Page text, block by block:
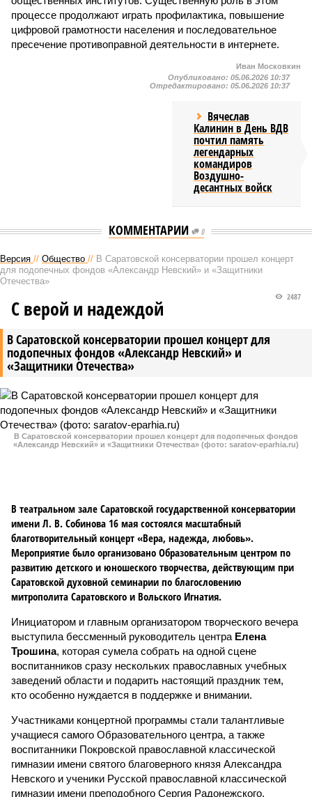
процессе продолжают играть профилактика, повышение
цифровой грамотности населения и последовательное
пресечение противоправной деятельности в интернете.
Иван Московкин
Опубликовано: 05.06.2026 10:37
Отредактировано: 05.06.2026 10:37
Вячеслав
Калинин в День ВДВ
почтил память
легендарных
командиров
Воздушно-
десантных войск
КОММЕНТАРИИ 0
Версия // Общество // В Саратовской консерватории прошел концерт
для подопечных фондов «Александр Невский» и «Защитники
Отечества»
В Саратовской консерватории прошел концерт для
подопечных фондов «Александр Невский» и
«Защитники Отечества»
2487
С верой и надеждой
В Саратовской консерватории прошел концерт для подопечных фондов
«Александр Невский» и «Защитники Отечества» (фото: saratov-eparhia.ru)
В театральном зале Саратовской государственной консерватории
имени Л. В. Собинова 16 мая состоялся масштабный
благотворительный концерт «Вера, надежда, любовь».
Мероприятие было организовано Образовательным центром по
развитию детского и юношеского творчества, действующим при
Саратовской духовной семинарии по благословению
митрополита Саратовского и Вольского Игнатия.
Инициатором и главным организатором творческого вечера
выступила бессменный руководитель центра Елена
Трошина, которая сумела собрать на одной сцене
воспитанников сразу нескольких православных учебных
заведений области и подарить настоящий праздник тем,
кто особенно нуждается в поддержке и внимании.
Участниками концертной программы стали талантливые
учащиеся самого Образовательного центра, а также
воспитанники Покровской православной классической
гимназии имени святого благоверного князя Александра
Невского и ученики Русской православной классической
гимназии имени преподобного Сергия Радонежского.